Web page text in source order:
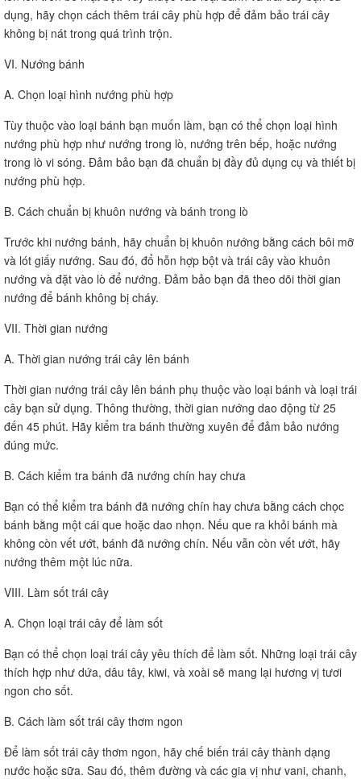
dụng, hãy chọn cách thêm trái cây phù hợp để đảm bảo trái cây
không bị nát trong quá trình trộn.
VI. Nướng bánh
A. Chọn loại hình nướng phù hợp
Tùy thuộc vào loại bánh bạn muốn làm, bạn có thể chọn loại hình
nướng phù hợp như nướng trong lò, nướng trên bếp, hoặc nướng
trong lò vi sóng. Đảm bảo bạn đã chuẩn bị đầy đủ dụng cụ và thiết bị
nướng phù hợp.
B. Cách chuẩn bị khuôn nướng và bánh trong lò
Trước khi nướng bánh, hãy chuẩn bị khuôn nướng bằng cách bôi mỡ
và lót giấy nướng. Sau đó, đổ hỗn hợp bột và trái cây vào khuôn
nướng và đặt vào lò để nướng. Đảm bảo bạn đã theo dõi thời gian
nướng để bánh không bị cháy.
VII. Thời gian nướng
A. Thời gian nướng trái cây lên bánh
Thời gian nướng trái cây lên bánh phụ thuộc vào loại bánh và loại trái
cây bạn sử dụng. Thông thường, thời gian nướng dao động từ 25
đến 45 phút. Hãy kiểm tra bánh thường xuyên để đảm bảo nướng
đúng mức.
B. Cách kiểm tra bánh đã nướng chín hay chưa
Bạn có thể kiểm tra bánh đã nướng chín hay chưa bằng cách chọc
bánh bằng một cái que hoặc dao nhọn. Nếu que ra khỏi bánh mà
không còn vết ướt, bánh đã nướng chín. Nếu vẫn còn vết ướt, hãy
nướng thêm một lúc nữa.
VIII. Làm sốt trái cây
A. Chọn loại trái cây để làm sốt
Bạn có thể chọn loại trái cây yêu thích để làm sốt. Những loại trái cây
thích hợp như dứa, dâu tây, kiwi, và xoài sẽ mang lại hương vị tươi
ngon cho sốt.
B. Cách làm sốt trái cây thơm ngon
Để làm sốt trái cây thơm ngon, hãy chế biến trái cây thành dạng
nước hoặc sữa. Sau đó, thêm đường và các gia vị như vani, chanh,